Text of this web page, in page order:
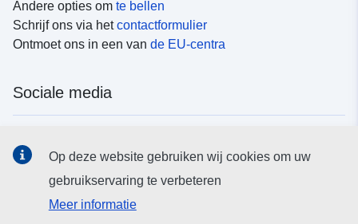
Andere opties om te bellen
Schrijf ons via hetcontactformulier
Ontmoet ons in een van de EU-centra
Sociale media
EU-instellingen en -organen
Op deze website gebruiken wij cookies om uw
gebruikservaring te verbeteren
Meer informatie